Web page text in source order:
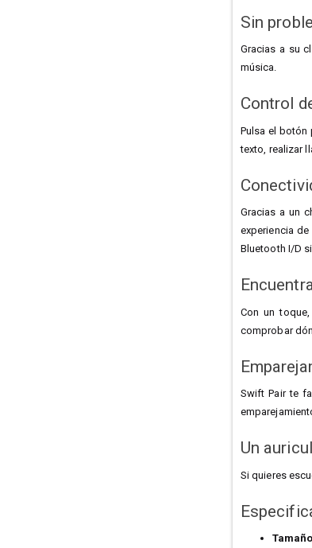
Sin
Gracias a su
música.
Control
Pulsa el botón
texto, realizar
Gracias a un
experiencia
Bluetooth I/D
Con un
comprobar
Swift Pair te
Un
Si quieres